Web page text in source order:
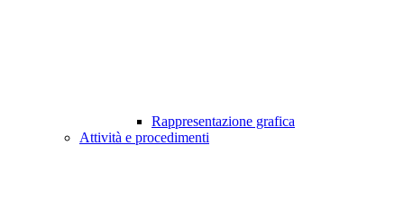
Rappresentazione grafica
Attività e procedimenti